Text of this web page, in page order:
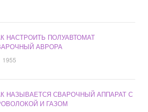
НАСТРОИТЬ ПОЛУАВТОМАТ
АВРОРА
1955
НАЗЫВАЕТСЯ СВАРОЧНЫЙ АППАРАТ С
И ГАЗОМ